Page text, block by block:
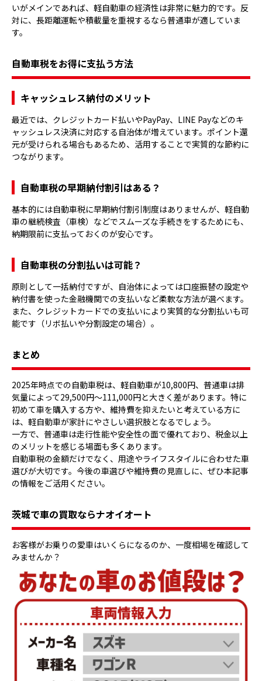
いがメインであれば、軽自動車の経済性は非常に魅力的です。反
対に、長距離運転や積載量を重視するなら普通車が適していま
す。
自動車税をお得に支払う方法
キャッシュレス納付のメリット
最近では、クレジットカード払いやPayPay、LINE Payなどのキ
ャッシュレス決済に対応する自治体が増えています。ポイント還
元が受けられる場合もあるため、活用することで実質的な節約に
つながります。
自動車税の早期納付割引はある？
基本的には自動車税に早期納付割引制度はありませんが、軽自動
車の継続検査（車検）などでスムーズな手続きをするためにも、
納期限前に支払っておくのが安心です。
自動車税の分割払いは可能？
原則として一括納付ですが、自治体によっては口座振替の設定や
納付書を使った金融機関での支払いなど柔軟な方法が選べます。
また、クレジットカードでの支払いにより実質的な分割払いも可
能です（リボ払いや分割設定の場合）。
まとめ
2025年時点での自動車税は、軽自動車が10,800円、普通車は排
気量によって29,500円〜111,000円と大きく差があります。特に
初めて車を購入する方や、維持費を抑えたいと考えている方に
は、軽自動車が家計にやさしい選択肢となるでしょう。
一方で、普通車は走行性能や安全性の面で優れており、税金以上
のメリットを感じる場面も多くあります。
自動車税の金額だけでなく、用途やライフスタイルに合わせた車
選びが大切です。今後の車選びや維持費の見直しに、ぜひ本記事
の情報をご活用ください。
茨城で車の買取ならナオイオート
お客様がお乗りの愛車はいくらになるのか、一度相場を確認して
みませんか？